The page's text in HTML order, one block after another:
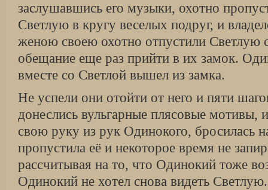
заслушавшись его музыки, охотно
Светлую в кругу веселых подруг, и
женою своею охотно отпустили Светлую
обещание еще раз прийти в их замок.
вместе со Светлой вышел из замка.
Не успели они отойти от него и пяти
донеслись вульгарные плясовые мотивы,
свою руку из рук Одинокого, бросилась
пропустила её и некоторое время не
рассчитывая на то, что Одинокий тоже
Одинокий не хотел снова видеть